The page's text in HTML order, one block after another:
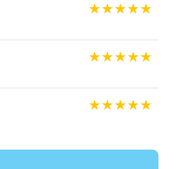
★★★★★
★★★★★
★★★★★